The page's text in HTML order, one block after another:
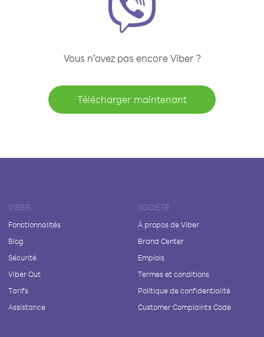
Vous n’avez pas encore Viber ?
Télécharger maintenant
VIBER
Fonctionnalités
Blog
Sécurité
Viber Out
Tarifs
Assistance
SOCIÉTÉ
À propos de Viber
Brand Center
Emplois
Termes et conditions
Politique de confidentialité
Customer Complaints Code